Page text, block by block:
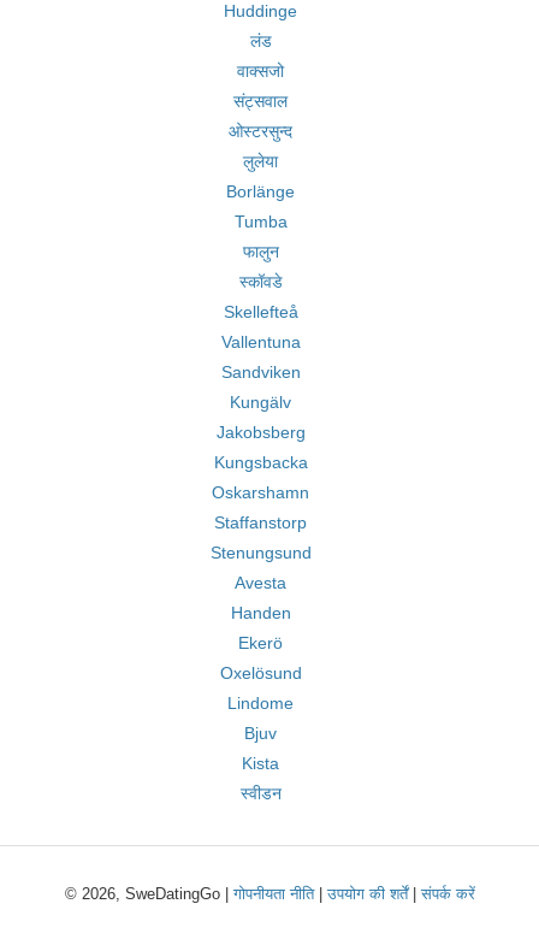
Huddinge
लंड
वाक्सजो
संट्सवाल
ओस्टरसुन्द
लुलेया
Borlänge
Tumba
फालुन
स्कॉवडे
Skellefteå
Vallentuna
Sandviken
Kungälv
Jakobsberg
Kungsbacka
Oskarshamn
Staffanstorp
Stenungsund
Avesta
Handen
Ekerö
Oxelösund
Lindome
Bjuv
Kista
स्वीडन
© 2026, SweDatingGo |गोपनीयता नीति|उपयोग की शर्तें|संपर्क करें